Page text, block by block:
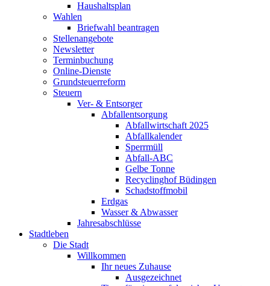
Haushaltsplan
Wahlen
Briefwahl beantragen
Stellenangebote
Newsletter
Terminbuchung
Online-Dienste
Grundsteuerreform
Steuern
Ver- & Entsorger
Abfallentsorgung
Abfallwirtschaft 2025
Abfallkalender
Sperrmüll
Abfall-ABC
Gelbe Tonne
Recyclinghof Büdingen
Schadstoffmobil
Erdgas
Wasser & Abwasser
Jahresabschlüsse
Stadtleben
Die Stadt
Willkommen
Ihr neues Zuhause
Ausgezeichnet